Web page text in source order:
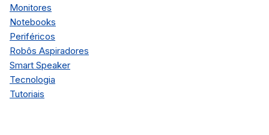
Monitores
Notebooks
Periféricos
Robôs Aspiradores
Smart Speaker
Tecnologia
Tutoriais